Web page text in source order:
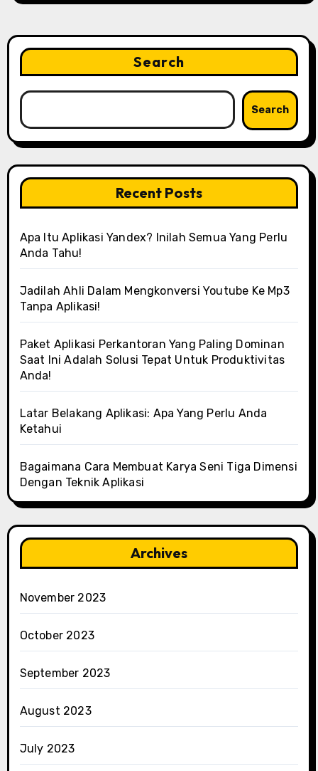
Search
Search
Recent Posts
Apa Itu Aplikasi Yandex? Inilah Semua Yang Perlu
Anda Tahu!
Jadilah Ahli Dalam Mengkonversi Youtube Ke Mp3
Tanpa Aplikasi!
Paket Aplikasi Perkantoran Yang Paling Dominan
Saat Ini Adalah Solusi Tepat Untuk Produktivitas
Anda!
Latar Belakang Aplikasi: Apa Yang Perlu Anda
Ketahui
Bagaimana Cara Membuat Karya Seni Tiga Dimensi
Dengan Teknik Aplikasi
Archives
November 2023
October 2023
September 2023
August 2023
July 2023